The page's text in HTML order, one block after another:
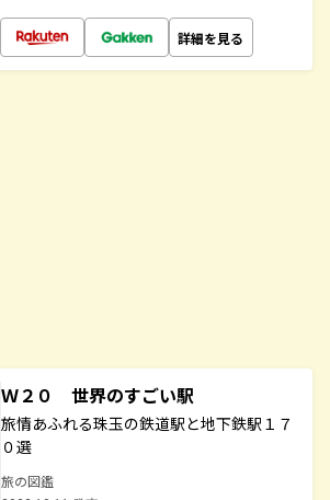
詳細を見る
Ｗ２０ 世界のすごい駅
旅情あふれる珠玉の鉄道駅と地下鉄駅１７
０選
旅の図鑑